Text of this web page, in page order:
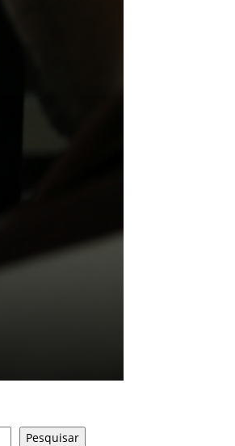
Pesquisar